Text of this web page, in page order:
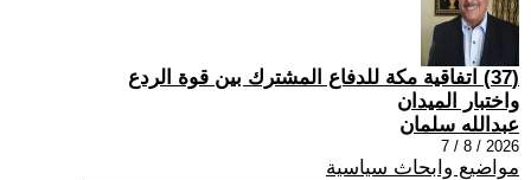
(37) اتفاقية مكة للدفاع المشترك بين قوة الردع
واختبار الميدان
عبدالله سلمان
2026 / 8 / 7
مواضيع وابحاث سياسية